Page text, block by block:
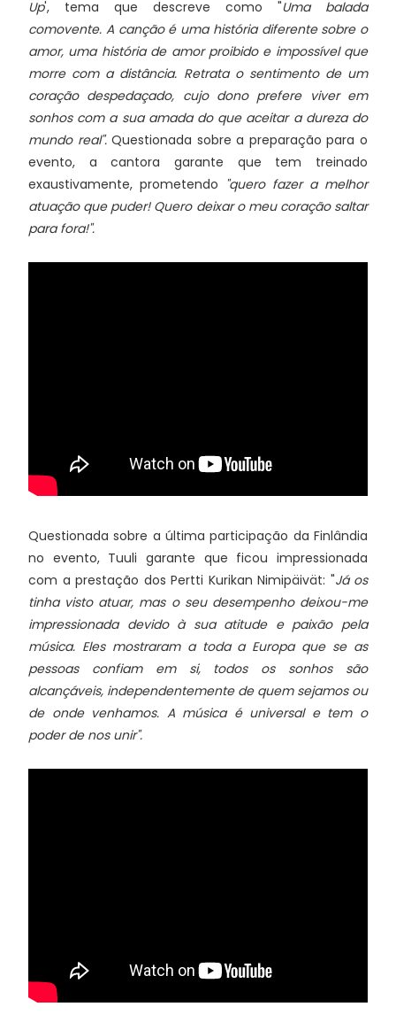
Up', tema que descreve como "Uma balada
comovente. A canção é uma história diferente sobre o
amor, uma história de amor proibido e impossível que
morre com a distância. Retrata o sentimento de um
coração despedaçado, cujo dono prefere viver em
sonhos com a sua amada do que aceitar a dureza do
mundo real".Questionada sobre a preparação para o
evento, a cantora garante que tem treinado
exaustivamente, prometendo "quero fazer a melhor
atuação que puder! Quero deixar o meu coração saltar
para fora!".
Questionada sobre a última participação da Finlândia
no evento, Tuuli garante que ficou impressionada
com a prestação dos Pertti Kurikan Nimipäivät: "Já os
tinha visto atuar, mas o seu desempenho deixou-me
impressionada devido à sua atitude e paixão pela
música. Eles mostraram a toda a Europa que se as
pessoas confiam em si, todos os sonhos são
alcançáveis, independentemente de quem sejamos ou
de onde venhamos. A música é universal e tem o
poder de nos unir".